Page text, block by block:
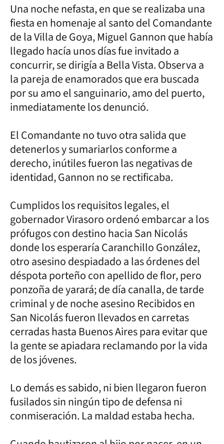
Una noche nefasta, en que se realizaba una
fiesta en homenaje al santo del Comandante
de la Villa de Goya, Miguel Gannon que había
llegado hacía unos días fue invitado a
concurrir, se dirigía a Bella Vista. Observa a
la pareja de enamorados que era buscada
por su amo el sanguinario, amo del puerto,
inmediatamente los denunció.
El Comandante no tuvo otra salida que
detenerlos y sumariarlos conforme a
derecho, inútiles fueron las negativas de
identidad, Gannon no se rectificaba.
Cumplidos los requisitos legales, el
gobernador Virasoro ordenó embarcar a los
prófugos con destino hacia San Nicolás
donde los esperaría Caranchillo González,
otro asesino despiadado a las órdenes del
déspota porteño con apellido de flor, pero
ponzoña de yarará; de día canalla, de tarde
criminal y de noche asesino Recibidos en
San Nicolás fueron llevados en carretas
cerradas hasta Buenos Aires para evitar que
la gente se apiadara reclamando por la vida
de los jóvenes.
Lo demás es sabido, ni bien llegaron fueron
fusilados sin ningún tipo de defensa ni
conmiseración. La maldad estaba hecha.